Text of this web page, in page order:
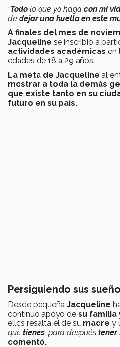
“Todo lo que yo haga con mi
de dejar una huella en este
A finales del mes de
Jacqueline se inscribió a
actividades académicas en
edades de 18 a 29 años.
La meta de Jacqueline al
mostrar a toda la demás
que existe tanto en su
futuro en su país.
Persiguiendo sus
Desde pequeña Jacqueline
continuo apoyo de su familia
ellos resalta el de su madre y
que tienes , para después tener
comentó.